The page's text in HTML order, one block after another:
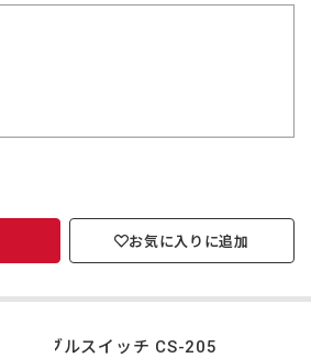
お気に入りに追加
ケーブルスイッチ CS-205